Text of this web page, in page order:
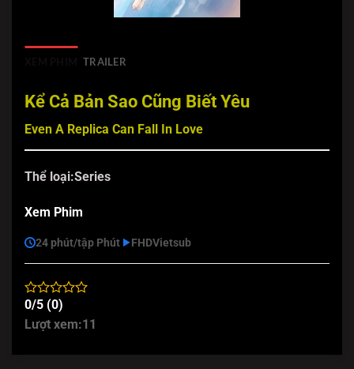
TRAILER
Kể Cả Bản Sao Cũng Biết Yêu
Even A Replica Can Fall In Love
Thể loại:Series
Xem Phim
24 phút/tập Phút FHDVietsub
0/5 (0)
Lượt xem:11